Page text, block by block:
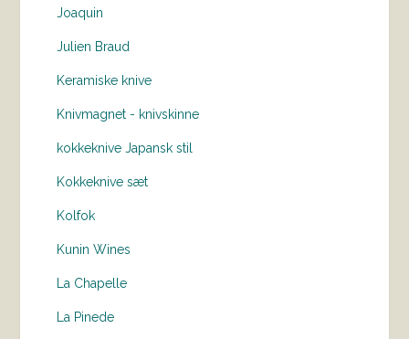
Joaquin
Julien Braud
Keramiske knive
Knivmagnet - knivskinne
kokkeknive Japansk stil
Kokkeknive sæt
Kolfok
Kunin Wines
La Chapelle
La Pinede